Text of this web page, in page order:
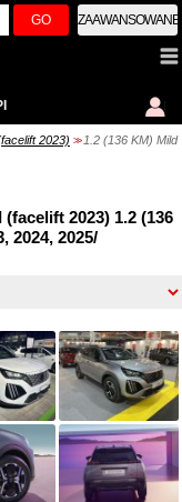
GO ZAAWANSOWANE
2023) >> 1.2 (136 KM) Mild
2023) 1.2 (136
2024, 2025/